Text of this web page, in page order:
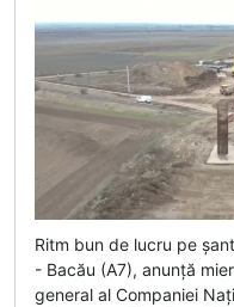
Ritm bun de lucru pe
- Bacău (A7), anunță
general al Companiei